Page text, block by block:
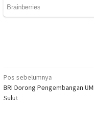
Navigasi
pos
Pos sebelumnya
BRI Dorong Pengembangan
Sulut